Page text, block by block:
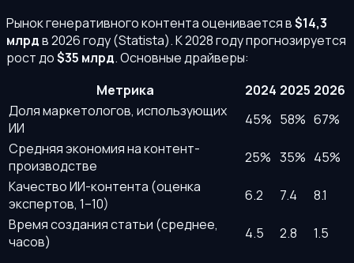
Рынок генеративного контента оценивается в$14,3
млрдв 2026 году (Statista). К 2028 году прогнозируется
рост до$35 млрд. Основные драйверы:
Метрика
2024 2025 2026
Доля маркетологов, использующих
ИИ
45% 58% 67%
Средняя экономия на контент-
производстве
25% 35% 45%
Качество ИИ-контента (оценка
экспертов, 1–10)
6.2 7.4
8.1
Время создания статьи (среднее,
часов)
4.5 2.8 1.5